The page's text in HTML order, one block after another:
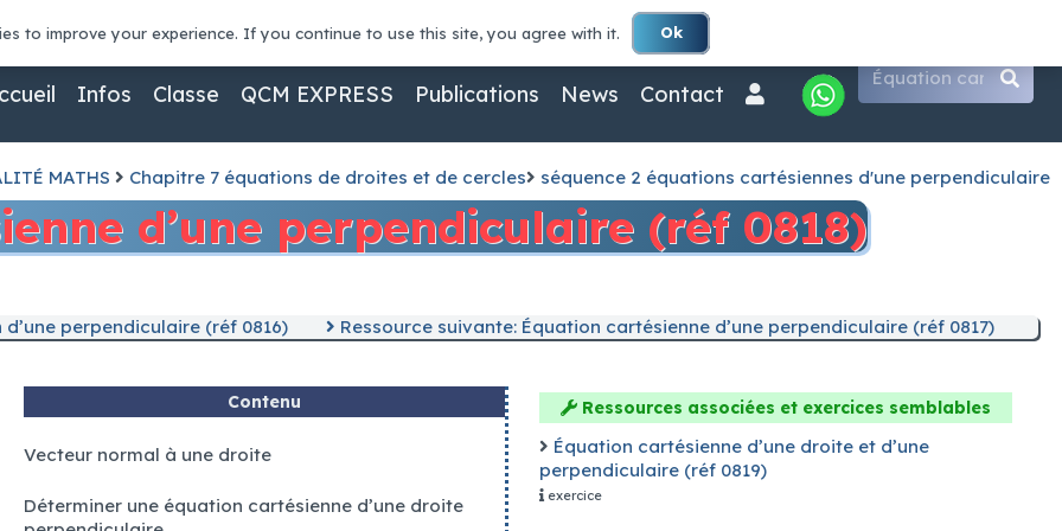
machine sous
des premières machines à sous sans téléchargement, les joueurs en ligne n'ont besoin d'aucune application pour
en ligne dans le pays, la plupart des entreprises se tournent vers iG, le partenaire de jeu du gouvernement.
moyen d'obtenir un petit plus pour jouer à ce jeu de table emblématique.
machine à sous
de leur expérience jusqu'à présent.
de machines à sous sur le marché.
vous rapporter jusqu'à 10 000,00 pièces.
mondiale
contact@maths-lycee.fr
Infos Classe QCM EXPRESS Publications News Contact
MATHS Chapitre 7 équations de droites et de cercles séquence 2 équations cartésiennes d'une perpendiculaire
d’une perpendiculaire (réf 0818)
perpendiculaire (réf 0816) Ressource suivante: Équation cartésienne d’une perpendiculaire (réf 0817)
Contenu
Vecteur normal à une droite
Déterminer une équation cartésienne d’une droite
Ressources associées et exercices semblables
Équation cartésienne d’une droite et d’une
perpendiculaire (réf 0819)
exercice
to improve your experience. If you continue to use this site, you agree with it. Ok